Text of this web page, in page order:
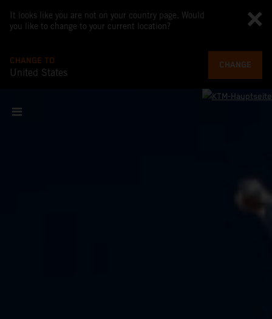
It looks like you are not on your country page. Would
you like to change to your current location?
CHANGE TO
United States
CHANGE